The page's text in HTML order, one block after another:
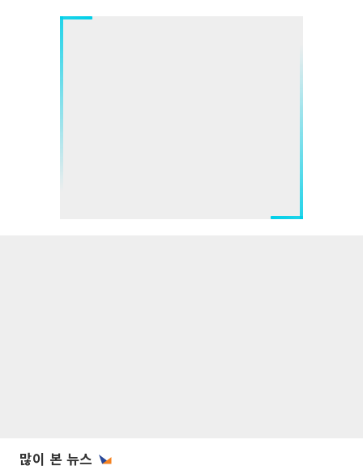
많이 본 뉴스